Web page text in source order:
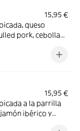
15,95 €
queso
pork, cebolla
15,95 €
a la parrilla
ibérico y